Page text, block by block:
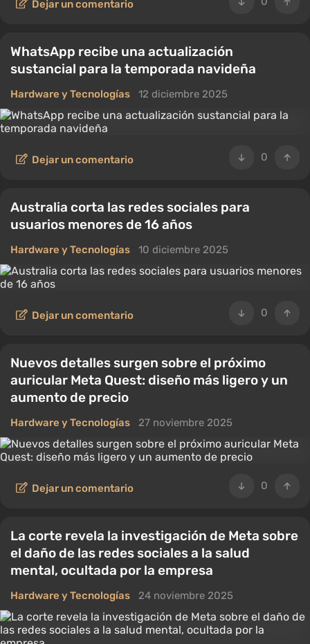
Dejar un comentario
WhatsApp recibe una actualización
sustancial para la temporada navideña
Hardware y Tecnologías 12 diciembre 2025
0
Dejar un comentario
Australia corta las redes sociales para
usuarios menores de 16 años
Hardware y Tecnologías 10 diciembre 2025
0
Dejar un comentario
Nuevos detalles surgen sobre el próximo
auricular Meta Quest: diseño más ligero y un
aumento de precio
Hardware y Tecnologías 27 noviembre 2025
0
Dejar un comentario
La corte revela la investigación de Meta sobre
el daño de las redes sociales a la salud
mental, ocultada por la empresa
Hardware y Tecnologías 24 noviembre 2025